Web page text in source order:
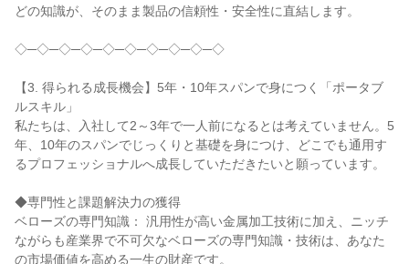
どの知識が、そのまま製品の信頼性・安全性に直結します。
◇─◇─◇─◇─◇─◇─◇─◇─◇─◇
【3. 得られる成長機会】5年・10年スパンで身につく「ポータブ
ルスキル」
私たちは、入社して2～3年で一人前になるとは考えていません。5
年、10年のスパンでじっくりと基礎を身につけ、どこでも通用す
るプロフェッショナルへ成長していただきたいと願っています。
◆専門性と課題解決力の獲得
ベローズの専門知識： 汎用性が高い金属加工技術に加え、ニッチ
ながらも産業界で不可欠なベローズの専門知識・技術は、あなた
の市場価値を高める一生の財産です。